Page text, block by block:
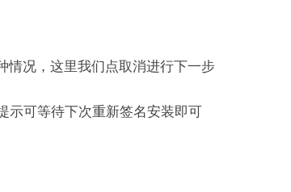
情况，这里我们点取消进行下一步
示可等待下次重新签名安装即可